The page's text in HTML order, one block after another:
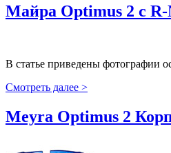
Майра Optimus 2 с
В статье приведены фотографии
Смотреть далее >
Meyra Optimus 2